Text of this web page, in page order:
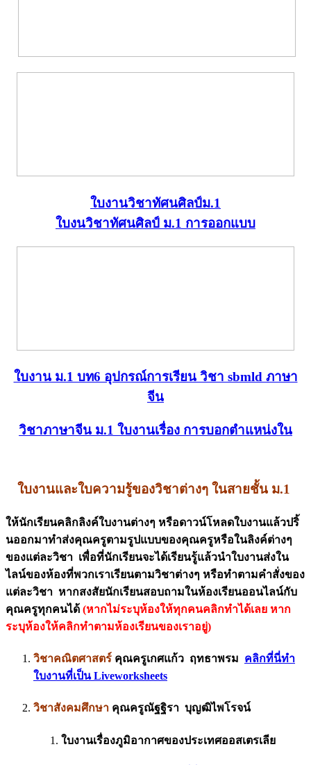
ใบงานวิชาทัศนศิลป์ม.1
ใบงนวิชาทัศนศิลป์ ม.1 การออกแบบ
ใบงาน ม.1 บท6 อุปกรณ์การเรียน วิชา sbmld ภาษา
จีน
วิชาภาษาจีน ม.1 ใบงานเรื่อง การบอกตำแหน่งใน
ใบงานและใบความรู้ของวิชาต่างๆ ในสายชั้น ม.1
ให้นักเรียนคลิกลิงค์ใบงานต่างๆ หรือดาวน์โหลดใบงานแล้วปริ้
นออกมาทำส่งคุณครูตามรูปแบบของคุณครูหรือในลิงค์ต่างๆ
ของแต่ละวิชา เพื่อที่นักเรียนจะได้เรียนรู้แล้วนำใบงานส่งใน
ไลน์ของห้องที่พวกเราเรียนตามวิชาต่างๆ หรือทำตามคำสั่งของ
แต่ละวิชา หากสงสัยนักเรียนสอบถามในห้องเรียนออนไลน์กับ
คุณครูทุกคนได้ (หากไม่ระบุห้องให้ทุกคนคลิกทำได้เลย หาก
ระบุห้องให้คลิกทำตามห้องเรียนของเราอยู่)
วิชาคณิตศาสตร์ คุณครูเกศแก้ว ฤทธาพรม คลิกที่นี่ทำ
ใบงานที่เป็น Liveworksheets
วิชาสังคมศึกษา คุณครูณัฐฐิรา บุญฒิไพโรจน์
ใบงานเรื่องภูมิอากาศของประเทศออสเตรเลีย